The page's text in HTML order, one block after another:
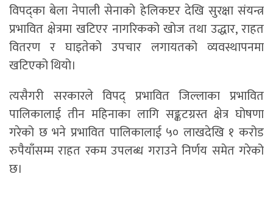
विपद्का बेला नेपाली सेनाको हेलिकप्टर देखि सुरक्षा संयन्त्र
प्रभावित क्षेत्रमा खटिएर नागरिकको खोज तथा उद्धार, राहत
वितरण र घाइतेको उपचार लगायतको व्यवस्थापनमा
खटिएको थियो।
त्यसैगरी सरकारले विपद् प्रभावित जिल्लाका प्रभावित
पालिकालाई तीन महिनाका लागि सङ्कटग्रस्त क्षेत्र घोषणा
गरेको छ भने प्रभावित पालिकालाई ५० लाखदेखि १ करोड
रुपैयाँसम्म राहत रकम उपलब्ध गराउने निर्णय समेत गरेको
छ।